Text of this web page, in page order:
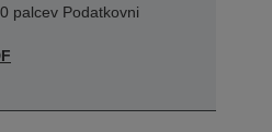
palcev Podatkovni